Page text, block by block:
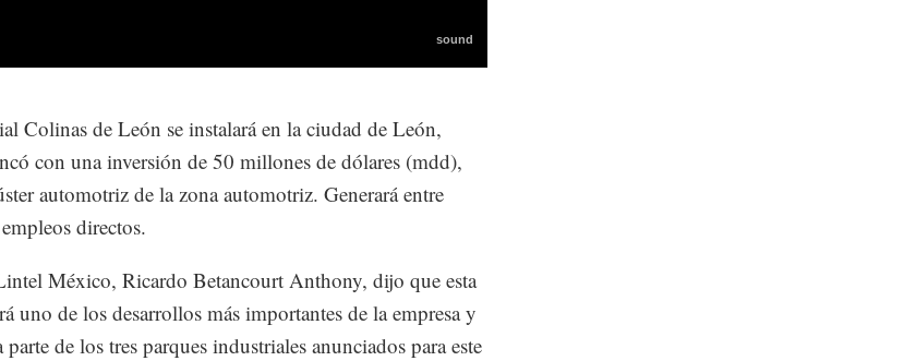
Colinas de León se instalará en la ciudad de León,
con una inversión de 50 millones de dólares (mdd),
automotriz de la zona automotriz. Generará entre
directos.
México, Ricardo Betancourt Anthony, dijo que esta
uno de los desarrollos más importantes de la empresa y
de los tres parques industriales anunciados para este